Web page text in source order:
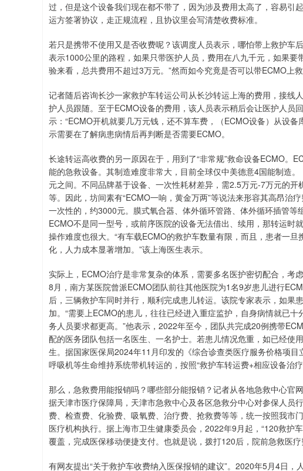
过，但是这个设备我们现在都不带了，因为涉及费用太高了，容易引
运方签署协议，走正规流程，且协议里会写清楚收费标准。
若只是携带不使用又是否收费呢？该调度人员表示，哪怕带上救护车
表示1000公里的路程，如果只带医护人员，费用在八九千元，如果
验来看，总共费用不超过3万元。”然而如今究竟是否可以带ECMO上
记者随后咨询长沙一家救护车转运公司从长沙转运上海的费用，接线
护人员跟随。至于ECMO设备的费用，该人员表示稍后会让医护人员
示：“ECMO开机就要几万元钱，还不算车费，（ECMO设备）从设
示需要在了解病患病情后再判断是否需要ECMO。
长途转运高收费的另一原因在于，用到了“非常规”救命设备ECMO。
能的急救设备。其制造难度非常大，目前全球仅中美德意4国能制造
元之间。不同品牌基于设备、一次性耗材差异，需2.5万元-7万元的
等。因此，坊间素有“ECMO一响，黄金万两”等说法来形容其高昂治
一次性的，约3000元。膜式氧合器、体外循环管路、体外循环插管
ECMO不是同一型号，或前序医院的设备无法借出、续用，那转运时
操作难度也很大。“有车载ECMO的救护车数量有限，而且，患者一
化，人力成本显著增加。”该上海医生表示。
实际上，ECMO治疗是非常复杂的体系，需要多名医护密切配合，
8月，南方某医院曾派ECMO团队前往其他医院为1名9岁患儿进行
后，三辆救护车同时并行，顺利完成患儿转运。该院专家表示，如果
加。“需要上ECMO的患儿，往往已经进入重症监护，自身病情就已
务人员要求都更高。”他表示，2022年至今，团队共完成20例携带
配的医务团队包括一名医生、一名护士。若患儿情况危重，如已经使
生。据国家医保局2024年11月印发的《综合诊查类医疗服务价格项
呼吸机等生命维持系统带机转运的，按照“救护车转运费+相应设备治疗
那么，急救费用能报销吗？哪些部分能报销？记者从各地急救中心官
据天津市医疗保障局，天津市急救中心及各区急救分中心对参保人员
费、检查费、化验费、吸氧费、治疗费、抢救费等等，统一按照我市
医疗机构执行。据上海市卫生健康委员会，2022年9月起，“120救护
覆盖，完成医保移动便捷支付。也就是说，拨打120后，院前急救医疗
有网友提出“关于救护车收费纳入医保报销的建议”。2020年5月4日